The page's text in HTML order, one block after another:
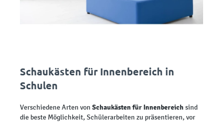
Schaukästen für Innenbereich in
Schulen
Verschiedene Arten von Schaukästen für Innenbereich sind
die beste Möglichkeit, Schülerarbeiten zu präsentieren, vor